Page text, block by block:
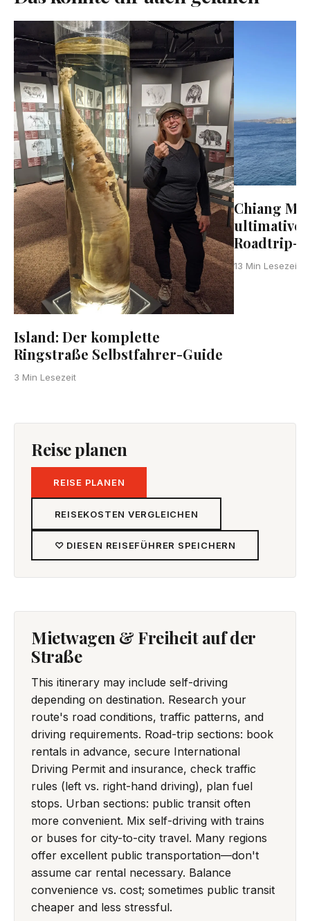
Island: Der komplette
Ringstraße Selbstfahrer-Guide
3 Min Lesezeit
Chiang
ultimative
Roadtrip-
13 Min Lesezeit
Reise planen
REISE PLANEN
REISEKOSTEN VERGLEICHEN
♡ DIESEN REISEFÜHRER SPEICHERN
Mietwagen & Freiheit auf der
Straße
This itinerary may include self-driving
depending on destination. Research your
route's road conditions, traffic patterns, and
driving requirements. Road-trip sections: book
rentals in advance, secure International
Driving Permit and insurance, check traffic
rules (left vs. right-hand driving), plan fuel
stops. Urban sections: public transit often
more convenient. Mix self-driving with trains
or buses for city-to-city travel. Many regions
offer excellent public transportation—don't
assume car rental necessary. Balance
convenience vs. cost; sometimes public transit
cheaper and less stressful.